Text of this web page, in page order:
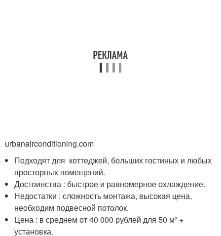
urbanairconditioning.com
Подходят для коттеджей, больших гостиных и любых
просторных помещений.
Достоинства : быстрое и равномерное охлаждение.
Недостатки : сложность монтажа, высокая цена,
необходим подвесной потолок.
Цена : в среднем от 40 000 рублей для 50 м² +
установка.